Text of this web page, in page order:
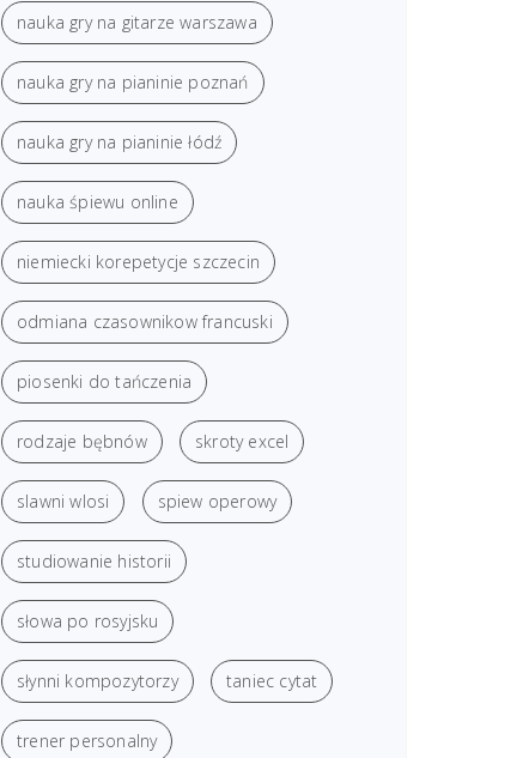
nauka gry na gitarze warszawa
nauka gry na pianinie poznań
nauka gry na pianinie łódź
nauka śpiewu online
niemiecki korepetycje szczecin
odmiana czasownikow francuski
piosenki do tańczenia
rodzaje bębnów skroty excel
slawni wlosi spiew operowy
studiowanie historii
słowa po rosyjsku
słynni kompozytorzy taniec cytat
trener personalny